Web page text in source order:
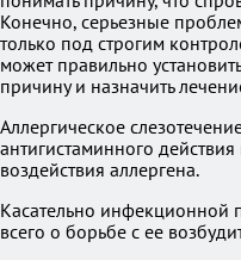
Конечно, серьезные
только под строгим
может правильно
причину и назначить
Аллергическое
антигистаминного
воздействия аллергена.
Касательно инфекционной
всего о борьбе с ее